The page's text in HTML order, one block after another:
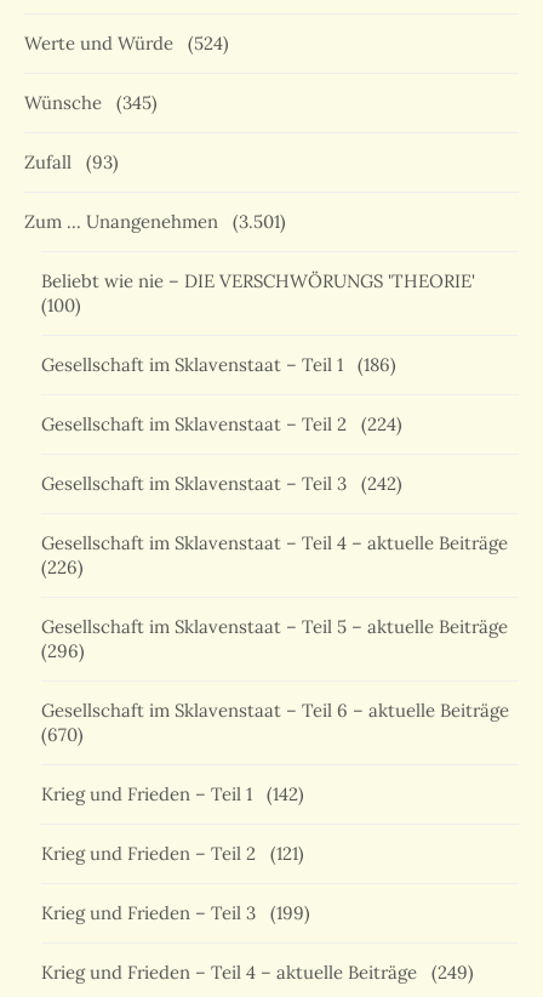
Werte und Würde (524)
Wünsche (345)
Zufall (93)
Zum … Unangenehmen (3.501)
Beliebt wie nie – DIE VERSCHWÖRUNGS 'THEORIE'
(100)
Gesellschaft im Sklavenstaat – Teil 1 (186)
Gesellschaft im Sklavenstaat – Teil 2 (224)
Gesellschaft im Sklavenstaat – Teil 3 (242)
Gesellschaft im Sklavenstaat – Teil 4 – aktuelle Beiträge
(226)
Gesellschaft im Sklavenstaat – Teil 5 – aktuelle Beiträge
(296)
Gesellschaft im Sklavenstaat – Teil 6 – aktuelle Beiträge
(670)
Krieg und Frieden – Teil 1 (142)
Krieg und Frieden – Teil 2 (121)
Krieg und Frieden – Teil 3 (199)
Krieg und Frieden – Teil 4 – aktuelle Beiträge (249)